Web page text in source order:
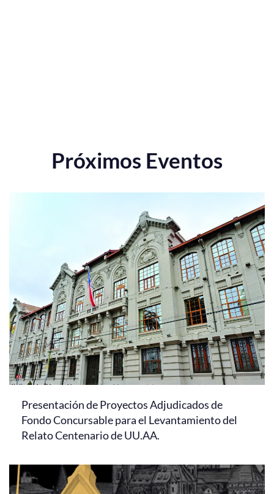
Próximos Eventos
Presentación de Proyectos Adjudicados de
Fondo Concursable para el Levantamiento del
Relato Centenario de UU.AA.